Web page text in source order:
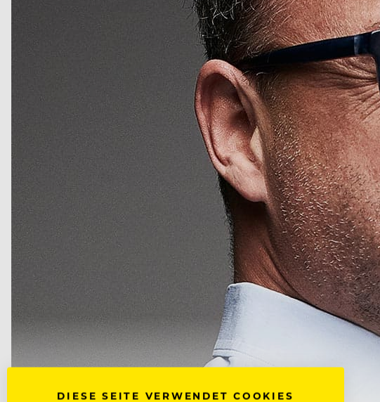
DIESE SEITE VERWENDET COOKIES